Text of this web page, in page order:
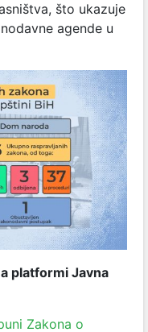
što ukazuje
agende u
platformi Javna
Zakona o